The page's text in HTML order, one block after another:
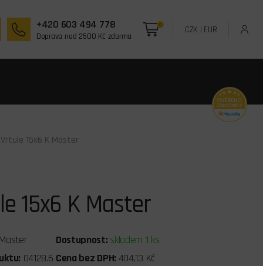
+420 603 494 778
Doprava nad 2500 Kč zdarma
0 CZK | EUR
15x6 K Master
15x6 K Master
Dostupnost: skladem 1 ks
04128.6 Cena bez DPH: 404,13 Kč